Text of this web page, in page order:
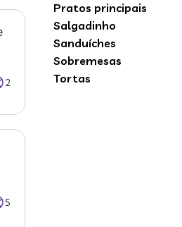
2
5
Pratos principais
Salgadinho
Sanduíches
Sobremesas
Tortas